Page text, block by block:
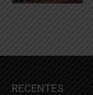
RECENTES